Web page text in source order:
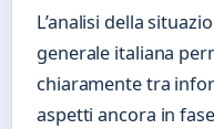
L’analisi della
generale italiana
chiaramente tra
aspetti ancora in